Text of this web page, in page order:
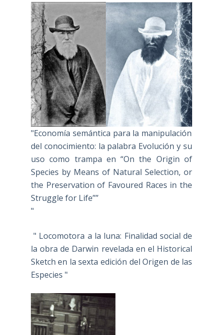
"Economía semántica para la manipulación
del conocimiento: la palabra Evolución y su
uso como trampa en “On the Origin of
Species by Means of Natural Selection, or
the Preservation of Favoured Races in the
Struggle for Life””
"
" Locomotora a la luna: Finalidad social de
la obra de Darwin revelada en el Historical
Sketch en la sexta edición del Origen de las
Especies "